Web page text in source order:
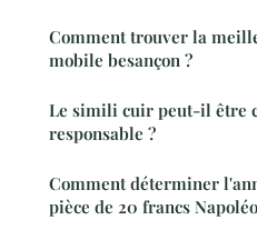
Comment trouver la
mobile besançon ?
Le simili cuir peut-il être
responsable ?
Comment déterminer
pièce de 20 francs